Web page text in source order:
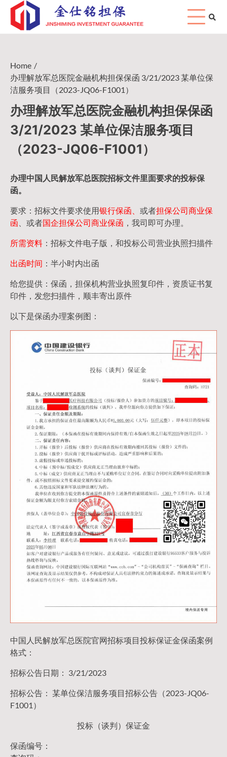
Skip
content
Home
办理解放军总医院金融机构担保保函 3/21/2023 某单位保
洁服务项目（2023-JQ06-F1001）
办理解放军总医院金融机构担保保函
3/21/2023 某单位保洁服务项目
（2023-JQ06-F1001）
办理中国人民解放军总医院招标文件里面要求的投标保
函。
要求：招标文件要求使用银行保函、 或者担保公司商业保
函 、或者国企担保公司商业保函 ，我司即可办理。
所需资料 ：招标文件电子版，和投标公司营业执照扫描件
出函时间 ：半小时内出函
给您提供：保函，担保机构营业执照复印件，资质证书复
印件，发您扫描件，顺丰寄出原件
以下是保函办理案例图：
中国人民解放军总医院官网招标项目投标保证金保函案例
格式：
招标公告日期： 3/21/2023
招标公告： 某单位保洁服务项目招标公告（2023-JQ06-
F1001）
投标（谈判）保证金
保函编号：